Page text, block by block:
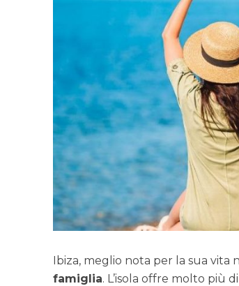
Ibiza, meglio nota per la sua
famiglia. L’isola offre molto più